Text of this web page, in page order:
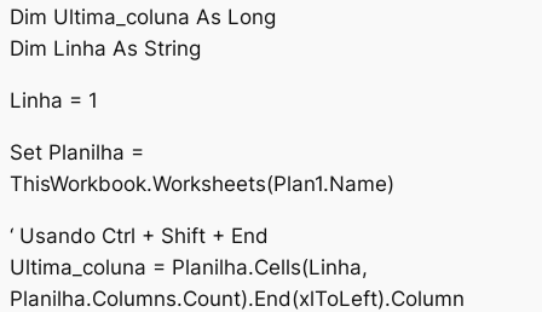
Dim Ultima_coluna As Long
Dim Linha As String
Linha = 1
Set Planilha =
ThisWorkbook.Worksheets(Plan1.Name)
‘ Usando Ctrl + Shift + End
Ultima_coluna = Planilha.Cells(Linha,
Planilha.Columns.Count).End(xlToLeft).Column